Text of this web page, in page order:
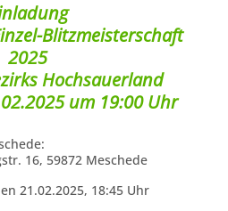
Blitzmeisterschaft
2025
Hochsauerland
um 19:00 Uhr
16, 59872 Meschede
21.02.2025, 18:45 Uhr